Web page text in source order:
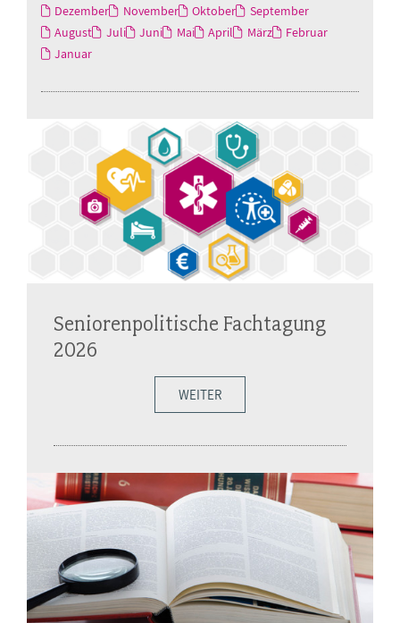
Dezember November Oktober
September
August
Juli Juni Mai April März
Februar
Januar
Seniorenpolitische Fachtagung
2026
WEITER